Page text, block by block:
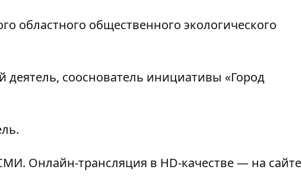
областного общественного экологического
сооснователь инициативы «Город
Онлайн-трансляция в HD-качестве — на сайте